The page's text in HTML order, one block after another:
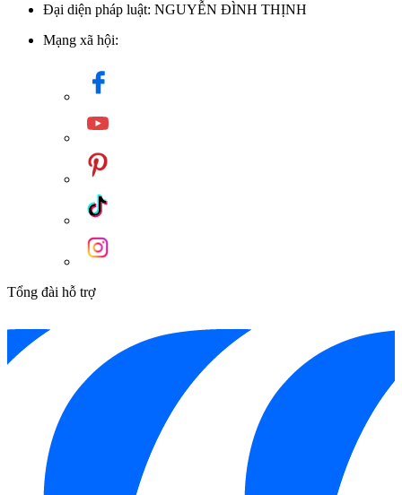
Đại diện pháp luật: NGUYỄN ĐÌNH THỊNH
Mạng xã hội:
Tổng đài hỗ trợ